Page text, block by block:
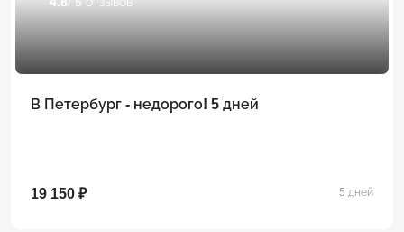
В Петербург - недорого! 5 дней
19 150 ₽ 5 дней